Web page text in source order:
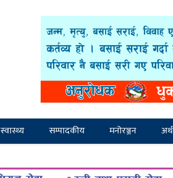
स्वास्थ्य सम्पादकीय मनोरञ्जन अर्थ